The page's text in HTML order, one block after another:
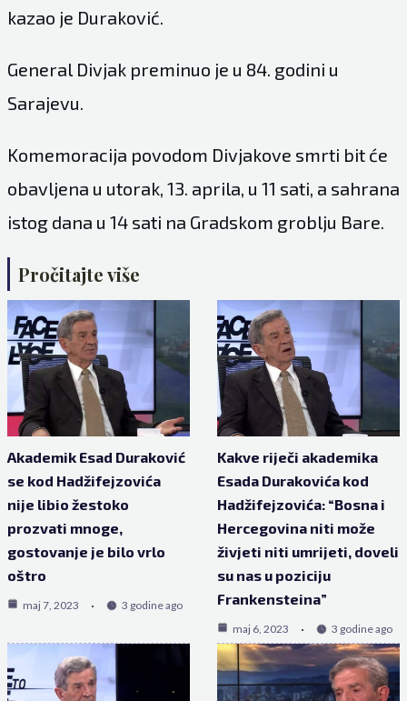
kazao je Duraković.
General Divjak preminuo je u 84. godini u
Sarajevu.
Komemoracija povodom Divjakove smrti bit će
obavljena u utorak, 13. aprila, u 11 sati, a sahrana
istog dana u 14 sati na Gradskom groblju Bare.
Pročitajte više
Akademik Esad Duraković
se kod Hadžifejzovića
nije libio žestoko
prozvati mnoge,
gostovanje je bilo vrlo
oštro
maj 7, 2023 3 godine ago
Kakve riječi akademika
Esada Durakovića kod
Hadžifejzovića: “Bosna i
Hercegovina niti može
živjeti niti umrijeti, doveli
su nas u poziciju
Frankensteina”
maj 6, 2023 3 godine ago